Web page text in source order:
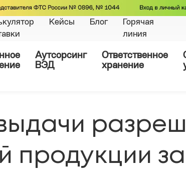
Кейсы Блог
Горячая
линия
Аутсорсинг
ВЭД
Ответственное
хранение
продукции